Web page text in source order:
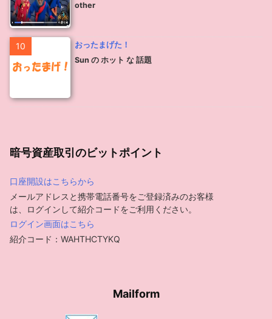
other
10
おったまげた！
Sun の ホット な 話題
暗号資産取引のビットポイント
口座開設はこちらから
メールアドレスと携帯電話番号をご登録済みのお客様
は、ログインして紹介コードをご利用ください。
ログイン画面はこちら
紹介コード：WAHTHCTYKQ
Mailform